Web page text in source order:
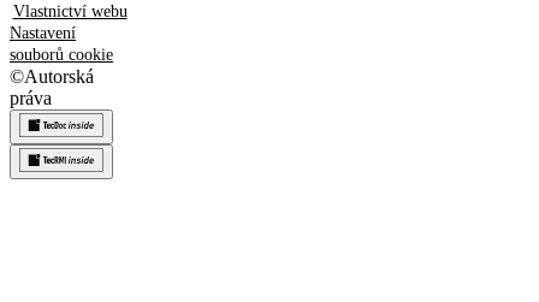
Vlastnictví webu
Nastavení
souborů cookie
©Autorská
práva